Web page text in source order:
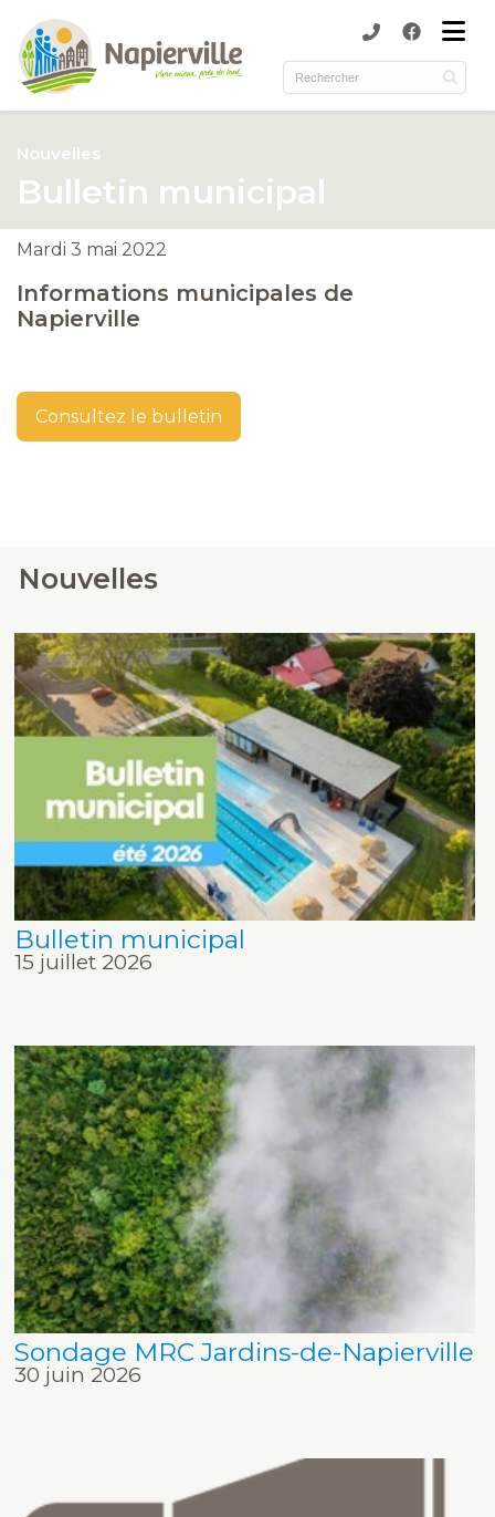
(Municipalité )
(Services )
(Environnement )
Nouvelles
Bulletin municipal
Mardi 3 mai 2022
Informations municipales de
Napierville
Consultez le bulletin
Nouvelles
Bulletin municipal
15 juillet 2026
Sondage MRC Jardins-de-Napierville
30 juin 2026